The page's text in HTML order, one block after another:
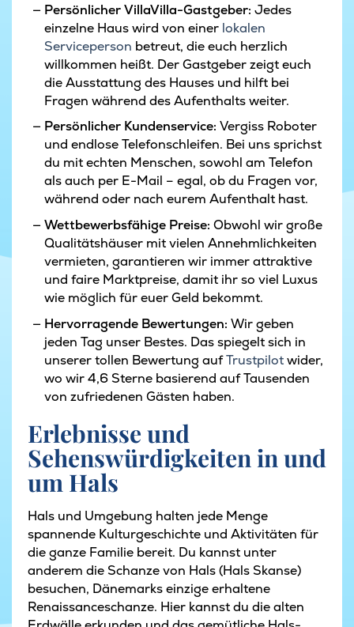
Persönlicher VillaVilla-Gastgeber: Jedes
einzelne Haus wird von einer lokalen
Serviceperson betreut, die euch herzlich
willkommen heißt. Der Gastgeber zeigt euch
die Ausstattung des Hauses und hilft bei
Fragen während des Aufenthalts weiter.
Persönlicher Kundenservice: Vergiss Roboter
und endlose Telefonschleifen. Bei uns sprichst
du mit echten Menschen, sowohl am Telefon
als auch per E-Mail – egal, ob du Fragen vor,
während oder nach eurem Aufenthalt hast.
Wettbewerbsfähige Preise: Obwohl wir große
Qualitätshäuser mit vielen Annehmlichkeiten
vermieten, garantieren wir immer attraktive
und faire Marktpreise, damit ihr so viel Luxus
wie möglich für euer Geld bekommt.
Hervorragende Bewertungen: Wir geben
jeden Tag unser Bestes. Das spiegelt sich in
unserer tollen Bewertung aufTrustpilotwider,
wo wir 4,6 Sterne basierend auf Tausenden
von zufriedenen Gästen haben.
Erlebnisse und
Sehenswürdigkeiten in und
um Hals
Hals und Umgebung halten jede Menge
spannende Kulturgeschichte und Aktivitäten für
die ganze Familie bereit. Du kannst unter
anderem die Schanze von Hals (Hals Skanse)
besuchen, Dänemarks einzige erhaltene
Renaissanceschanze. Hier kannst du die alten